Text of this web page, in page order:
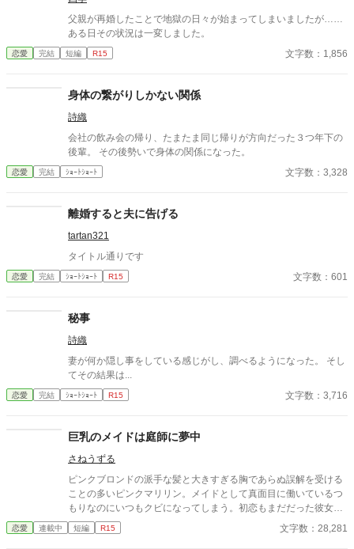
父親が再婚したことで地獄の日々が始まってしまいましたが……
ある日その状況は一変しました。
恋愛 完結 短編 R15 文字数：1,856
身体の繋がりしかない関係
詩織
会社の飲み会の帰り、たまたま同じ帰りが方向だった３つ年下の
後輩。 その後勢いで身体の関係になった。
恋愛 完結 ｼｮｰﾄｼｮｰﾄ 文字数：3,328
離婚すると夫に告げる
tartan321
タイトル通りです
恋愛 完結 ｼｮｰﾄｼｮｰﾄ R15 文字数：601
秘事
詩織
妻が何か隠し事をしている感じがし、調べるようになった。 そし
てその結果は...
恋愛 完結 ｼｮｰﾄｼｮｰﾄ R15 文字数：3,716
巨乳のメイドは庭師に夢中
さねうずる
ピンクブロンドの派手な髪と大きすぎる胸であらぬ誤解を受ける
ことの多いピンクマリリン。メイドとして真面目に働いているつ
もりなのにいつもクビになってしまう。初恋もまだだった彼女が
やっとの思いで雇ってもらえたお屋敷にいたのは、大きくて無口
な庭師のエバンスさん。彼のことが気になる彼女は、、、、
恋愛 連載中 短編 R15 文字数：28,281